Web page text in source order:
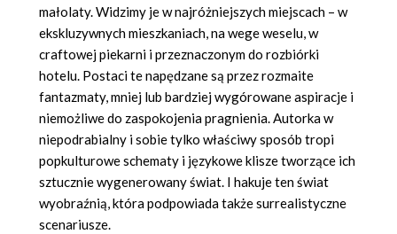
małolaty. Widzimy je w najróżniejszych miejscach – w
ekskluzywnych mieszkaniach, na wege weselu, w
craftowej piekarni i przeznaczonym do rozbiórki
hotelu. Postaci te napędzane są przez rozmaite
fantazmaty, mniej lub bardziej wygórowane aspiracje i
niemożliwe do zaspokojenia pragnienia. Autorka w
niepodrabialny i sobie tylko właściwy sposób tropi
popkulturowe schematy i językowe klisze tworzące ich
sztucznie wygenerowany świat. I hakuje ten świat
wyobraźnią, która podpowiada także surrealistyczne
scenariusze.